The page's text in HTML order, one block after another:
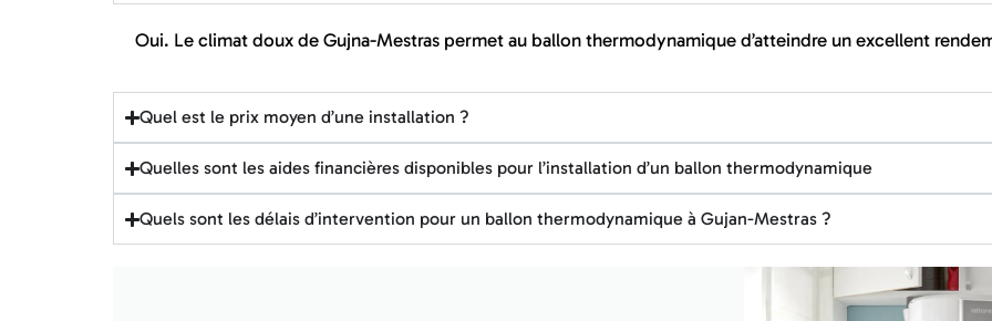
Oui. Le climat doux de Gujna-Mestras permet au ballon thermodynamique d’atteindre un excellent
Quel est le prix moyen d’une installation ?
Quelles sont les aides financières disponibles pour l’installation d’un ballon thermodynamique
Quels sont les délais d’intervention pour un ballon thermodynamique à Gujan-Mestras ?